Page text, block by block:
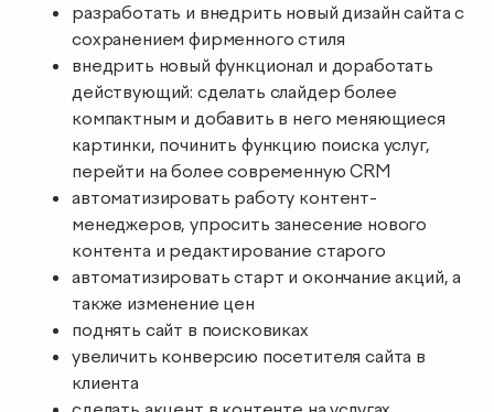
SEO-продвижение в Нижнем Новгороде
Сопровождение разработки сайта
SEO-консультация
Influence Marketing
Видеореклама
Реклама в Telegram каналах и VK группах
Медийная реклама
Наружная digital-реклама
Настройка сквозной аналитики
Анализ больших данных
ASO: оптимизация мобильных приложений в App Store и
Google Play
Консалтинг по аналитике приложений
Размещение рекламы мобильных приложений
Продвижение на маркетплейсах
Продвижение на Ozon
Продвижение на Wildberries
Продвижение на Яндекс.Маркете
Комплексный аудит маркетинга
Исследование здоровья бренда
Разработка
Создание и разработка сайтов
Техническая поддержка сайта
Продвижение магазина мебели
StreamMyData
Сквозная аналитика
BI система
Предиктивная аналитика
ОБ АГЕНТСТВЕ КЕЙСЫ +2
разработать и внедрить новый дизайн сайта с
сохранением фирменного стиля
внедрить новый функционал и доработать
действующий: сделать слайдер более
компактным и добавить в него меняющиеся
картинки, починить функцию поиска услуг,
перейти на более современную CRM
автоматизировать работу контент-
менеджеров, упросить занесение нового
контента и редактирование старого
автоматизировать старт и окончание акций, а
также изменение цен
поднять сайт в поисковиках
увеличить конверсию посетителя сайта в
клиента